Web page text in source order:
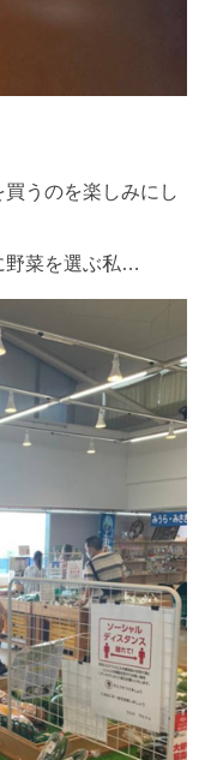
うのを楽しみにし
野菜を選ぶ私…